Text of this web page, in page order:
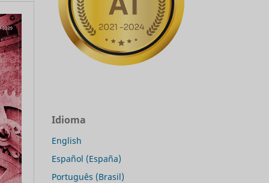
Idioma
English
Español (España)
Português (Brasil)